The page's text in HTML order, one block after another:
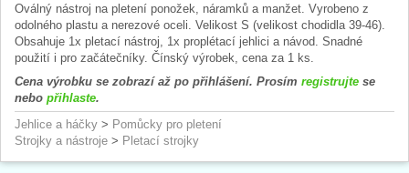
Oválný nástroj na pletení ponožek, náramků a manžet. Vyrobeno z
odolného plastu a nerezové oceli. Velikost S (velikost chodidla 39-46).
Obsahuje 1x pletací nástroj, 1x proplétací jehlici a návod. Snadné
použití i pro začátečníky. Čínský výrobek, cena za 1 ks.
Cena výrobku se zobrazí až po přihlášení. Prosím registrujte se
nebo přihlaste.
Jehlice a háčky > Pomůcky pro pletení
Strojky a nástroje > Pletací strojky